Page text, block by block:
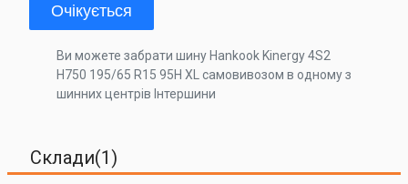
Очікується
Ви можете забрати шину Hankook Kinergy 4S2
H750 195/65 R15 95H XL самовивозом в одному з
шинних центрів Інтершини
Склади(1)